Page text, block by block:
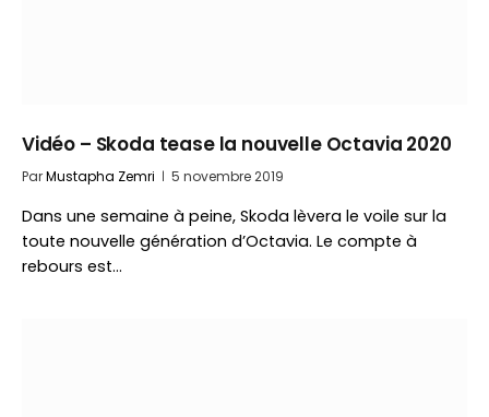
Vidéo – Skoda tease la nouvelle Octavia 2020
ParMustapha Zemri 5 novembre 2019
Dans une semaine à peine, Skoda lèvera le voile sur la
toute nouvelle génération d’Octavia. Le compte à
rebours est…